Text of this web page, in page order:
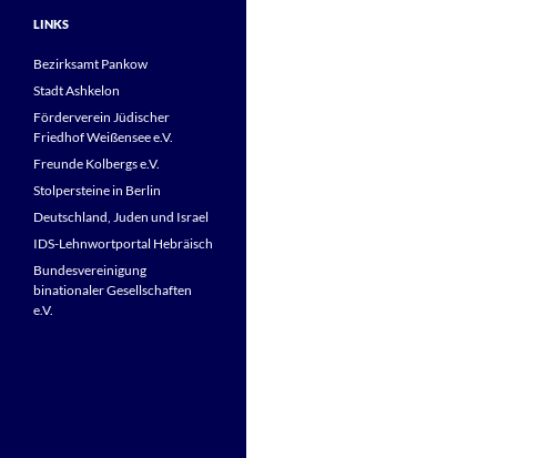
LINKS
Bezirksamt Pankow
Stadt Ashkelon
Förderverein Jüdischer
Friedhof Weißensee e.V.
Freunde Kolbergs e.V.
Stolpersteine in Berlin
Deutschland, Juden und Israel
IDS-Lehnwortportal Hebräisch
Bundesvereinigung
binationaler Gesellschaften
e.V.